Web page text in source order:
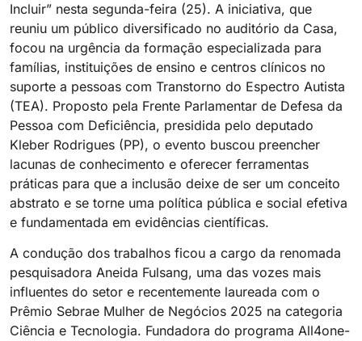
Incluir” nesta segunda-feira (25). A iniciativa, que
reuniu um público diversificado no auditório da Casa,
focou na urgência da formação especializada para
famílias, instituições de ensino e centros clínicos no
suporte a pessoas com Transtorno do Espectro Autista
(TEA). Proposto pela Frente Parlamentar de Defesa da
Pessoa com Deficiência, presidida pelo deputado
Kleber Rodrigues (PP), o evento buscou preencher
lacunas de conhecimento e oferecer ferramentas
práticas para que a inclusão deixe de ser um conceito
abstrato e se torne uma política pública e social efetiva
e fundamentada em evidências científicas.
A condução dos trabalhos ficou a cargo da renomada
pesquisadora Aneida Fulsang, uma das vozes mais
influentes do setor e recentemente laureada com o
Prêmio Sebrae Mulher de Negócios 2025 na categoria
Ciência e Tecnologia. Fundadora do programa All4one-